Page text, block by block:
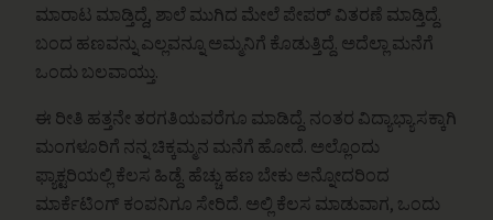
ಮಾರಾಟ ಮಾಡ್ತಿದ್ದೆ, ಶಾಲೆ ಮುಗಿದ ಮೇಲೆ ಪೇಪರ್ ವಿತರಣೆ ಮಾಡ್ತಿದ್ದೆ.
ಬಂದ ಹಣವನ್ನು ಎಲ್ಲವನ್ನೂ ಅಮ್ಮನಿಗೆ ಕೊಡುತ್ತಿದ್ದೆ. ಅದೆಲ್ಲಾ ಮನೆಗೆ
ಒಂದು ಬಲವಾಯ್ತು.
ಈ ರೀತಿ ಹತ್ತನೇ ತರಗತಿಯವರೆಗೂ ಮಾಡಿದ್ದೆ. ನಂತರ ವಿದ್ಯಾಭ್ಯಾಸಕ್ಕಾಗಿ
ಮಂಗಳೂರಿಗೆ ನನ್ನ ಚಿಕ್ಕಮ್ಮನ ಮನೆಗೆ ಹೋದೆ. ಅಲ್ಲೊಂದು
ಫ್ಯಾಕ್ಟರಿಯಲ್ಲಿ ಕೆಲಸ ಹಿಡ್ದೆ. ಹೆಚ್ಚು ಹಣ ಬೇಕು ಅನ್ನೋದರಿಂದ
ಮಾರ್ಕೆಟಿಂಗ್ ಕಂಪನಿಗೂ ಸೇರಿದೆ. ಅಲ್ಲಿ ಕೆಲಸ ಮಾಡುವಾಗ, ಒಂದು